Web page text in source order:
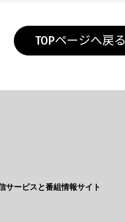
TOPページへ戻る
サービスと番組情報サイト